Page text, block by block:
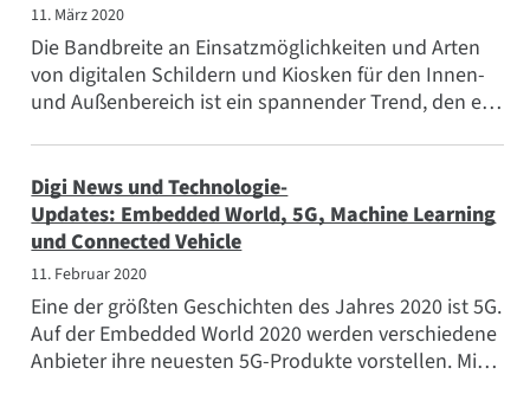
11. März 2020
Die Bandbreite an Einsatzmöglichkeiten und Arten
von digitalen Schildern und Kiosken für den Innen-
und Außenbereich ist ein spannender Trend, den es
Digi News und Technologie-
Updates: Embedded World, 5G, Machine Learning
und Connected Vehicle
11. Februar 2020
Eine der größten Geschichten des Jahres 2020 ist 5G.
Auf der Embedded World 2020 werden verschiedene
Anbieter ihre neuesten 5G-Produkte vorstellen. Mit